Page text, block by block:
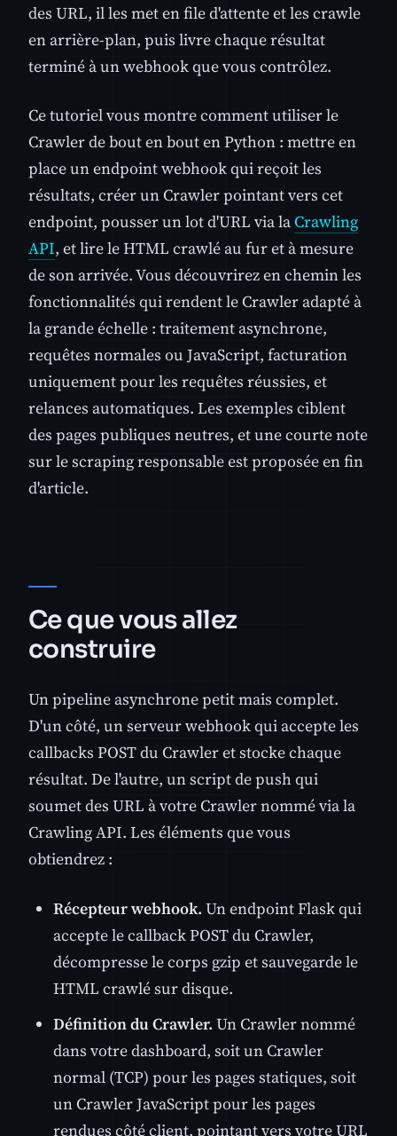
des URL, il les met en file d'attente et les crawle
en arrière-plan, puis livre chaque résultat
terminé à un webhook que vous contrôlez.
Ce tutoriel vous montre comment utiliser le
Crawler de bout en bout en Python : mettre en
place un endpoint webhook qui reçoit les
résultats, créer un Crawler pointant vers cet
endpoint, pousser un lot d'URL via laCrawling
API, et lire le HTML crawlé au fur et à mesure
de son arrivée. Vous découvrirez en chemin les
fonctionnalités qui rendent le Crawler adapté à
la grande échelle : traitement asynchrone,
requêtes normales ou JavaScript, facturation
uniquement pour les requêtes réussies, et
relances automatiques. Les exemples ciblent
des pages publiques neutres, et une courte note
sur le scraping responsable est proposée en fin
d'article.
Ce que vous allez
construire
Un pipeline asynchrone petit mais complet.
D'un côté, un serveur webhook qui accepte les
callbacks POST du Crawler et stocke chaque
résultat. De l'autre, un script de push qui
soumet des URL à votre Crawler nommé via la
Crawling API. Les éléments que vous
obtiendrez :
Récepteur webhook. Un endpoint Flask qui
accepte le callback POST du Crawler,
décompresse le corps gzip et sauvegarde le
HTML crawlé sur disque.
Définition du Crawler. Un Crawler nommé
dans votre dashboard, soit un Crawler
normal (TCP) pour les pages statiques, soit
un Crawler JavaScript pour les pages
rendues côté client, pointant vers votre URL